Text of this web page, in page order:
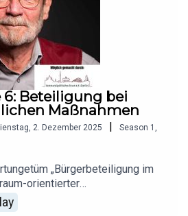
6: Beteiligung bei
Maßnahmen
2. Dezember 2025 | Season 1 ,
„Bürgerbeteiligung im
orientierter
verbirgt sich eine weitere
- die